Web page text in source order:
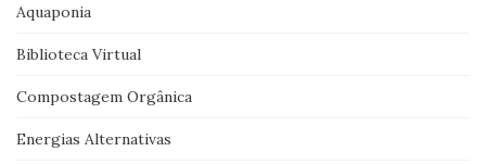
Aquaponia
Biblioteca Virtual
Compostagem Orgânica
Energias Alternativas